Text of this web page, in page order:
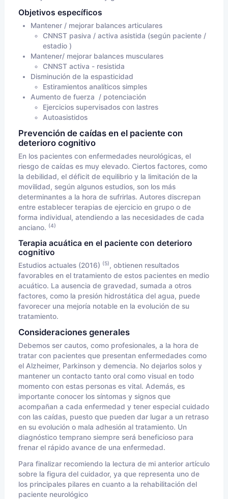
Objetivos específicos
Mantener / mejorar balances articulares
CNNST pasiva / activa asistida (según paciente /
estadio )
Mantener/ mejorar balances musculares
CNNST activa - resistida
Disminución de la espasticidad
Estiramientos analíticos simples
Aumento de fuerza / potenciación
Ejercicios supervisados con lastres
Autoasistidos
Prevención de caídas en el paciente con
deterioro cognitivo
En los pacientes con enfermedades neurológicas, el
riesgo de caídas es muy elevado. Ciertos factores, como
la debilidad, el déficit de equilibrio y la limitación de la
movilidad, según algunos estudios, son los más
determinantes a la hora de sufrirlas. Autores discrepan
entre establecer terapias de ejercicio en grupo o de
forma individual, atendiendo a las necesidades de cada
anciano. (4)
Terapia acuática en el paciente con deterioro
cognitivo
Estudios actuales (2016) (5), obtienen resultados
favorables en el tratamiento de estos pacientes en medio
acuático. La ausencia de gravedad, sumada a otros
factores, como la presión hidrostática del agua, puede
favorecer una mejoría notable en la evolución de su
tratamiento.
Consideraciones generales
Debemos ser cautos, como profesionales, a la hora de
tratar con pacientes que presentan enfermedades como
el Alzheimer, Parkinson y demencia. No dejarlos solos y
mantener un contacto tanto oral como visual en todo
momento con estas personas es vital. Además, es
importante conocer los síntomas y signos que
acompañan a cada enfermedad y tener especial cuidado
con las caídas, puesto que pueden dar lugar a un retraso
en su evolución o mala adhesión al tratamiento. Un
diagnóstico temprano siempre será beneficioso para
frenar el rápido avance de una enfermedad.
Para finalizar recomiendo la lectura de mi anterior artículo
sobre la figura del cuidador, ya que representa uno de
los principales pilares en cuanto a la rehabilitación del
paciente neurológico